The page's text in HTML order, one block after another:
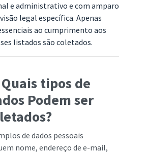
e administrativo e com amparo
legal específica. Apenas
ao cumprimento aos
listados são coletados.
tipos de
Podem ser
de dados pessoais
nome, endereço de e-mail,